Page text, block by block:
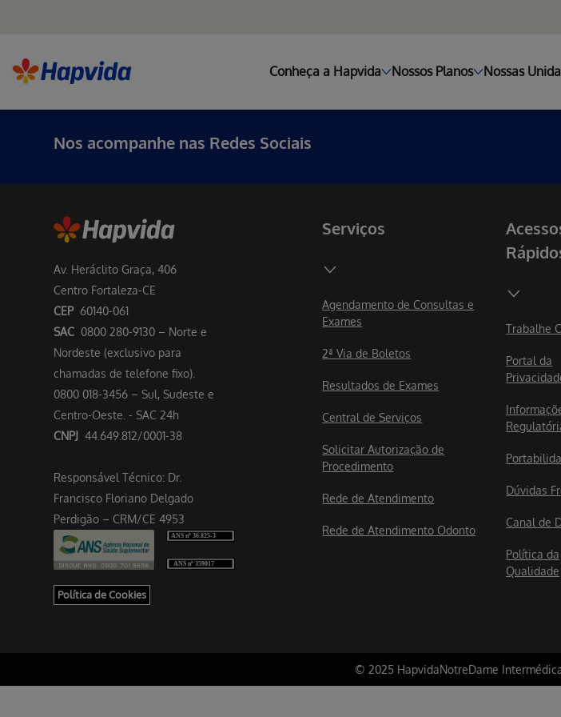
Conheça a Hapvida Nossos Planos Nossas
Nos acompanhe nas Redes Sociais
Av. Heráclito Graça, 406
Centro Fortaleza-CE
CEP 60140-061
SAC 0800 280-9130 – Norte e
Nordeste (exclusivo para
chamadas de telefone fixo).
0800 018-3456 – Sul, Sudeste e
Centro-Oeste. - SAC 24h
CNPJ 44.649.812/0001-38
Responsável Técnico: Dr.
Francisco Floriano Delgado
Perdigão – CRM/CE 4953
Política de Cookies
Serviços
Agendamento de Consultas e
Exames
2ª Via de Boletos
Resultados de Exames
Central de Serviços
Solicitar Autorização de
Procedimento
Rede de Atendimento
Rede de Atendimento Odonto
Trabalhe
Portal da
Dúvidas
Canal de
Política da
Qualidade
© 2025 HapvidaNotreDame